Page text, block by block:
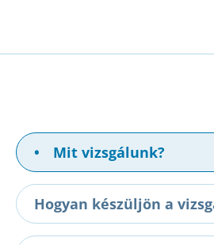
• Mit vizsgálunk?
Hogyan készüljön a